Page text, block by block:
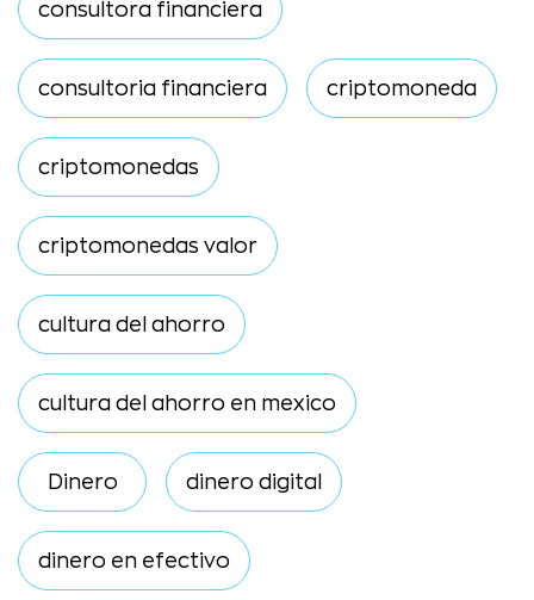
consultora financiera
consultoria financiera criptomoneda
criptomonedas
criptomonedas valor
cultura del ahorro
cultura del ahorro en mexico
Dinero dinero digital
dinero en efectivo